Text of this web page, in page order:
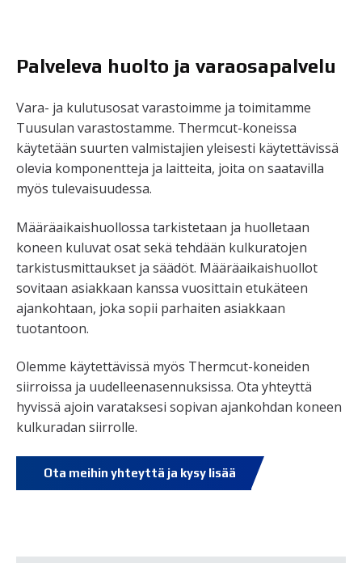
Palveleva huolto ja varaosapalvelu
Vara- ja kulutusosat varastoimme ja toimitamme
Tuusulan varastostamme. Thermcut-koneissa
käytetään suurten valmistajien yleisesti käytettävissä
olevia komponentteja ja laitteita, joita on saatavilla
myös tulevaisuudessa.
Määräaikaishuollossa tarkistetaan ja huolletaan
koneen kuluvat osat sekä tehdään kulkuratojen
tarkistusmittaukset ja säädöt. Määräaikaishuollot
sovitaan asiakkaan kanssa vuosittain etukäteen
ajankohtaan, joka sopii parhaiten asiakkaan
tuotantoon.
Olemme käytettävissä myös Thermcut-koneiden
siirroissa ja uudelleenasennuksissa. Ota yhteyttä
hyvissä ajoin varataksesi sopivan ajankohdan koneen
kulkuradan siirrolle.
Ota meihin yhteyttä ja kysy lisää